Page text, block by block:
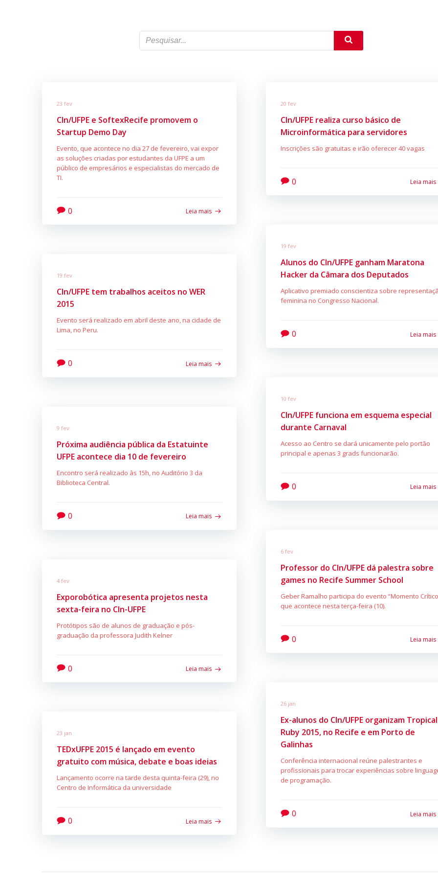
23 fev
CIn/UFPE e SoftexRecife promovem o
Startup Demo Day
Evento, que acontece no dia 27 de fevereiro, vai expor
as soluções criadas por estudantes da UFPE a um
público de empresários e especialistas do mercado de
TI.
0 Leia mais
20 fev
CIn/UFPE realiza curso básico de
Microinformática para servidores
Inscrições são gratuitas e irão oferecer 40 vagas
0 Leia mais
19 fev
Alunos do CIn/UFPE ganham Maratona
Hacker da Câmara dos Deputados
Aplicativo premiado conscientiza sobre
feminina no Congresso Nacional.
0 Leia mais
19 fev
CIn/UFPE tem trabalhos aceitos no WER
2015
Evento será realizado em abril deste ano, na cidade de
Lima, no Peru.
0 Leia mais
10 fev
CIn/UFPE funciona em esquema especial
durante Carnaval
Acesso ao Centro se dará unicamente pelo portão
principal e apenas 3 grads funcionarão.
0 Leia mais
9 fev
Próxima audiência pública da Estatuinte
UFPE acontece dia 10 de fevereiro
Encontro será realizado às 15h, no Auditório 3 da
Biblioteca Central.
0 Leia mais
6 fev
Professor do CIn/UFPE dá palestra sobre
games no Recife Summer School
Geber Ramalho participa do evento “Momento
que acontece nesta terça-feira (10).
0 Leia mais
4 fev
Exporobótica apresenta projetos nesta
sexta-feira no CIn-UFPE
Protótipos são de alunos de graduação e pós-
graduação da professora Judith Kelner
0 Leia mais
26 jan
Ex-alunos do CIn/UFPE organizam Tropical
Ruby 2015, no Recife e em Porto de
Galinhas
Conferência internacional reúne palestrantes e
profissionais para trocar experiências sobre
de programação.
0 Leia mais
23 jan
TEDxUFPE 2015 é lançado em evento
gratuito com música, debate e boas ideias
Lançamento ocorre na tarde desta quinta-feira (29), no
Centro de Informática da universidade
0 Leia mais